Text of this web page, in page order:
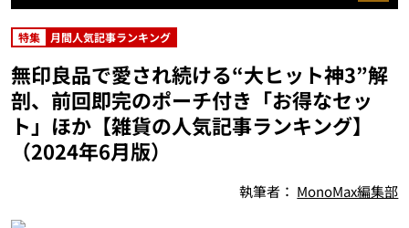
特集 月間人気記事ランキング
無印良品で愛され続ける“大ヒット神3”解
剖、前回即完のポーチ付き「お得なセッ
ト」ほか【雑貨の人気記事ランキング】
（2024年6月版）
執筆者： MonoMax編集部